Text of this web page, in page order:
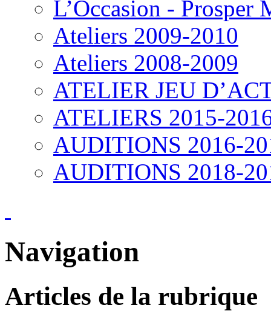
L’Occasion - Prosper
Ateliers 2009-2010
Ateliers 2008-2009
ATELIER JEU
ATELIERS 2015-
AUDITIONS 2016-
AUDITIONS 2018-
Navigation
Articles de la rubrique